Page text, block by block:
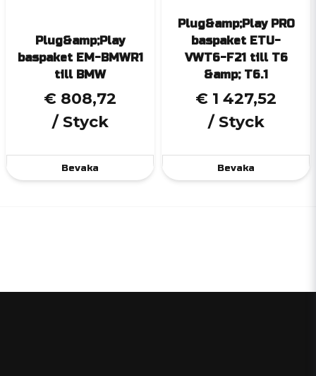
Plug&amp;Play
baspaket EM-BMWR1
till BMW
€ 808,72
/ Styck
Bevaka
Plug&amp;Play PRO
baspaket ETU-
VWT6-F21 till T6
&amp; T6.1
€ 1 427,52
/ Styck
Bevaka